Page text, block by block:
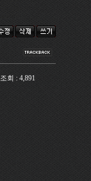
조회 : 4,891